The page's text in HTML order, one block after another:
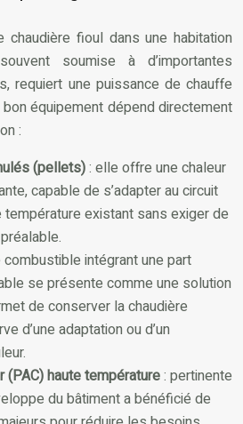
chaudière fioul dans une habitation
soumise à d’importantes
requiert une puissance de chauffe
équipement dépend directement
:
(pellets): elle offre une chaleur
capable de s’adapter au circuit
température existant sans exiger de
combustible intégrant une part
se présente comme une solution
de conserver la chaudière
d’une adaptation ou d’un
(PAC) haute température: pertinente
du bâtiment a bénéficié de